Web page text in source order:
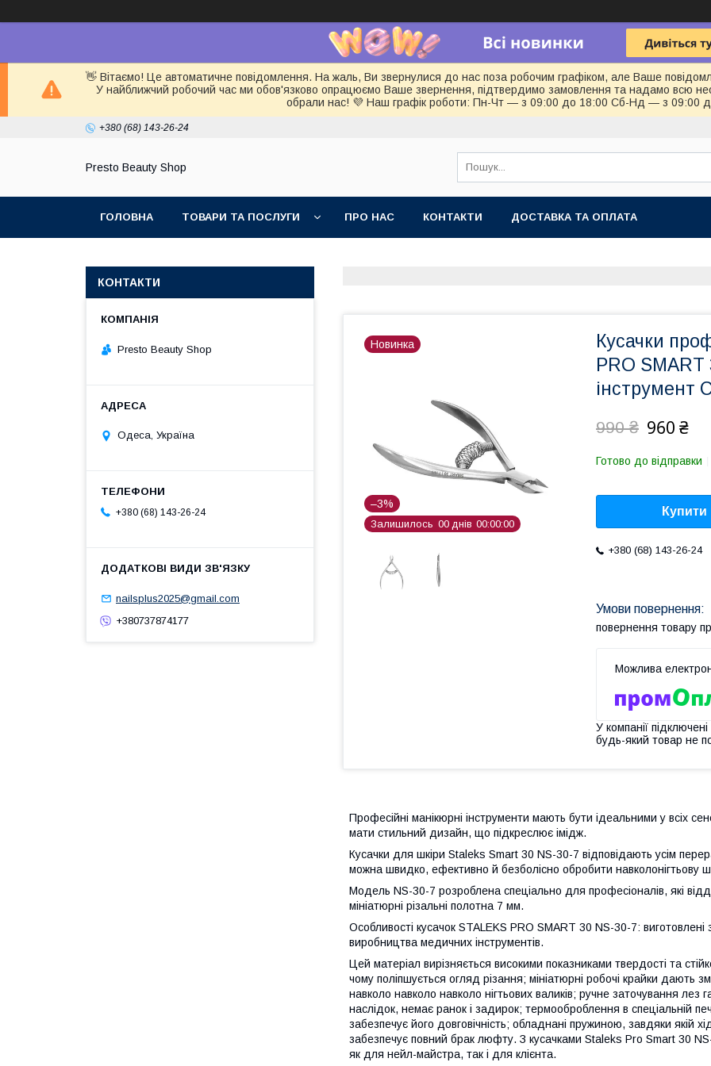
👋 Вітаємо! Це автоматичне повідомлення. На жаль, Ви звернулися до нас поза робочим графіком, але Ваше
У найближчий робочий час ми обов'язково опрацюємо Ваше звернення, підтвердимо замовлення та надамо всю
обрали нас! 💜 Наш графік роботи: Пн-Чт — з 09:00 до 18:00 Сб-Нд — з 09:00
+380 (68) 143-26-24
Presto Beauty Shop
ГОЛОВНА ТОВАРИ ТА ПОСЛУГИ ПРО НАС КОНТАКТИ ДОСТАВКА ТА ОПЛАТА
Новинка
–3%
Залишилось 00 днів 00 00 00
Кусачки
PRO
інструмент
990 ₴ 960 ₴
Готово до відправки
Купити
+380 (68) 143-26-24
повернення товару
У компанії
будь-який товар не
Професійні манікюрні інструменти мають бути ідеальними у всіх
мати стильний дизайн, що підкреслює імідж.
Кусачки для шкіри Staleks Smart 30 NS-30-7 відповідають усім
можна швидко, ефективно й безболісно обробити навколонігтьову
Модель NS-30-7 розроблена спеціально для професіоналів, які
мініатюрні різальні полотна 7 мм.
Особливості кусачок STALEKS PRO SMART 30 NS-30-7: виготовлені
виробництва медичних інструментів.
Цей матеріал вирізняється високими показниками твердості та
чому поліпшується огляд різання; мініатюрні робочі крайки дають
навколо навколо навколо нігтьових валиків; ручне заточування лез
наслідок, немає ранок і задирок; термооброблення в спеціальній
забезпечує його довговічність; обладнані пружиною, завдяки якій
забезпечує повний брак люфту. З кусачками Staleks Pro Smart 30
як для нейл-майстра, так і для клієнта.
КОНТАКТИ
Presto Beauty Shop
Одеса, Україна
+380 (68) 143-26-24
nailsplus2025@gmail.com
+380737874177